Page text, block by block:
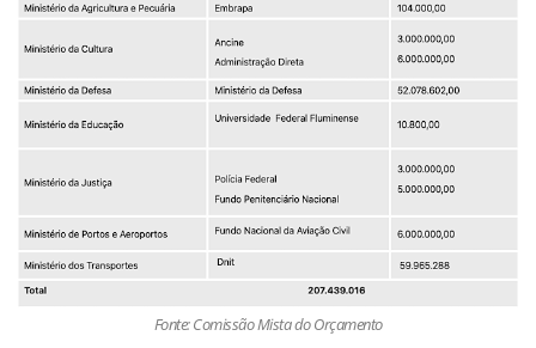
Fonte: Comissão Mista do Orçamento